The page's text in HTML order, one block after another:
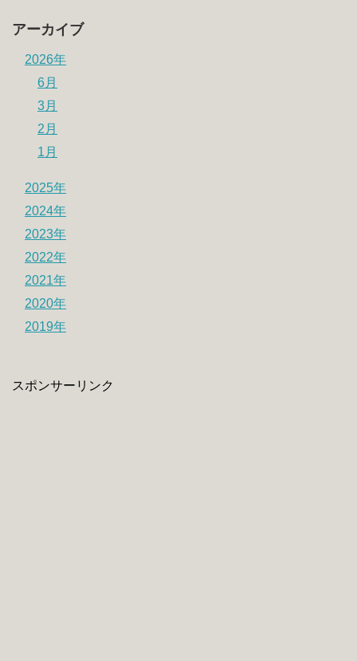
アーカイブ
2026年
6月
3月
2月
1月
2025年
2024年
2023年
2022年
2021年
2020年
2019年
スポンサーリンク